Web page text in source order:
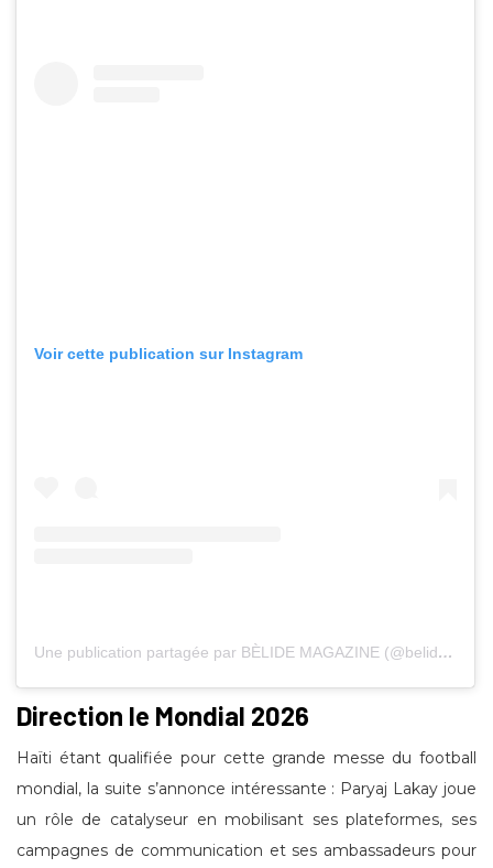
Voir cette publication sur Instagram
Une publication partagée par BÈLIDE MAGAZINE (@belide.mag)
Direction le Mondial 2026
Haïti étant qualifiée pour cette grande messe du football
mondial, la suite s’annonce intéressante : Paryaj Lakay joue
un rôle de catalyseur en mobilisant ses plateformes, ses
campagnes de communication et ses ambassadeurs pour